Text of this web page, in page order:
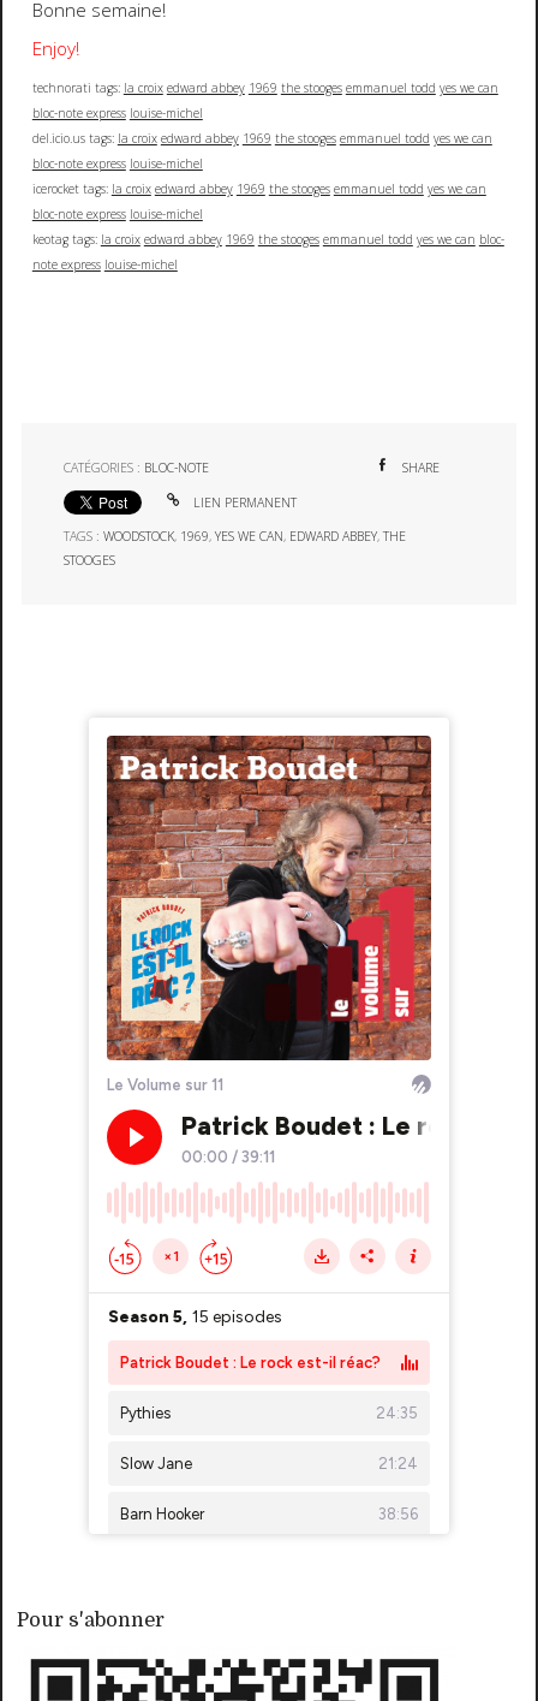
Pour s'abonner
Bonne semaine!
Enjoy!
technorati tags: la croix edward abbey 1969 the stooges emmanuel todd yes we can
bloc-note express louise-michel
del.icio.us tags: la croix edward abbey 1969 the stooges emmanuel todd yes we can
bloc-note express louise-michel
icerocket tags: la croix edward abbey 1969 the stooges emmanuel todd yes we can
bloc-note express louise-michel
keotag tags: la croix edward abbey 1969 the stooges emmanuel todd yes we can bloc-
note express louise-michel
CATÉGORIES : BLOC-NOTE SHARE
LIEN PERMANENT
TAGS :WOODSTOCK, 1969,YES WE CAN, EDWARD ABBEY,THE
STOOGES